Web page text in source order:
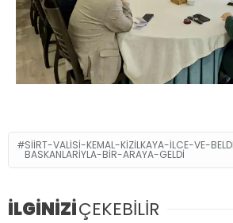
SIIRT-VALISI-KEMAL-KIZILKAYA-ILCE-VE-
BASKANLARIYLA-BIR-ARAYA-GELDI
İLGİNİZİÇEKEBİLİR